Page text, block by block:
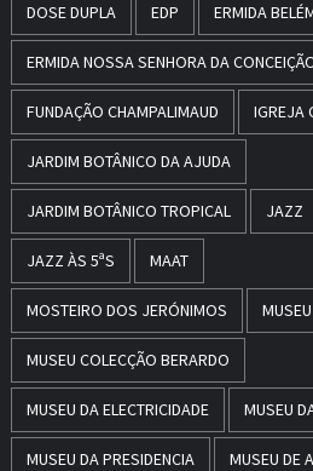
DOSE DUPLA EDP ERMIDA
ERMIDA NOSSA SENHORA DA
FUNDAÇÃO CHAMPALIMAUD IGREJA
JARDIM BOTÂNICO DA AJUDA
JARDIM BOTÂNICO TROPICAL JAZZ
JAZZ ÀS 5ªS MAAT
MOSTEIRO DOS JERÓNIMOS
MUSEU COLECÇÃO BERARDO
MUSEU DA ELECTRICIDADE MUSEU
MUSEU DA PRESIDENCIA MUSEU DE